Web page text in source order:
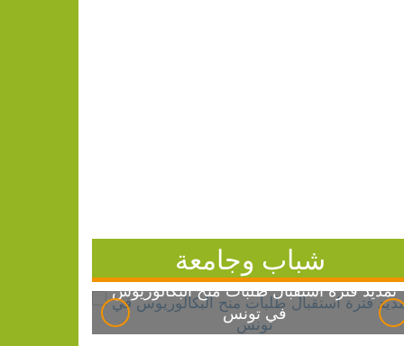
شباب وجامعة
تمديد فترة استقبال طلبات منح البكالوريوس
في تونس